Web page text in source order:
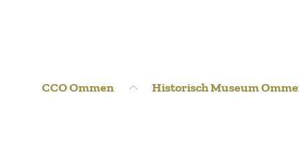
CCO Ommen Historisch Museum